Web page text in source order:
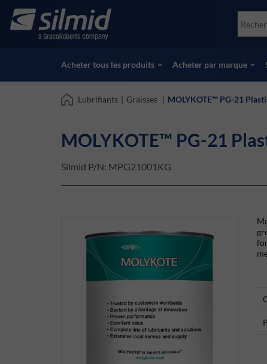
main
Accessories
Essais non destructifs (NDT)
Voir tous les produits
Acheter tous les produits Acheter par marque
Lubrifiants | Graisses | MOLYKOTE™ PG-21
MOLYKOTE™ PG-21
Silmid P/N: MPG21001KG